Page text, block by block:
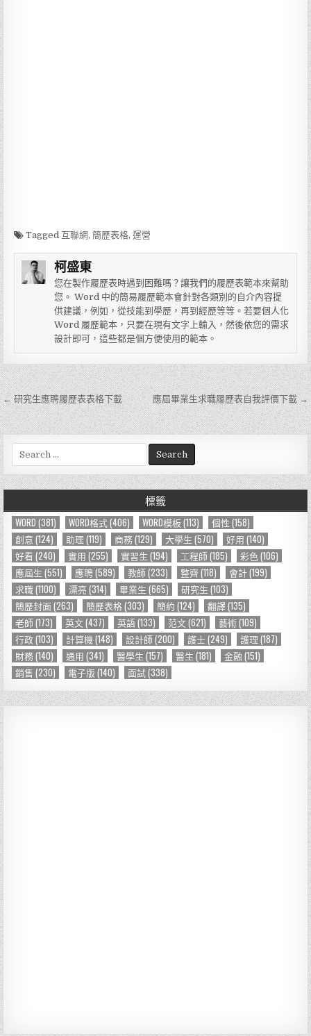
Tagged 互聯網,簡歷表格,運營
柯盛東
您在製作履歷表時遇到困難嗎？讓我們的履歷表範本來幫助
您。 Word 中的簡易履歷範本會針對各類別的自介內容提
供建議，例如，從技能到學歷，再到經歷等等。若要個人化
Word 履歷範本，只要在現有文字上輸入，然後依您的需求
設計即可，這些都是個方便使用的範本。
文
章
導
覽
← 研究生應聘履歷表表格下載 應屆畢業生求職履歷表自我評價下載 →
e
a
r
h
f
o
r
標籤
WORD (381) WORD格式(406) WORD模板(113) 個性 (158)
創意 (124) 助理 (119) 商務(129) 大學生 (570) 好用 (140)
好看 (240) 實用 (255) 實習生 (194) 工程師(185) 彩色 (106)
應屆生 (551) 應聘(589) 教師(233) 整齊(118) 會計(199)
求職(1100) 漂亮 (314) 畢業生 (665) 研究生 (103)
簡歷封面(263) 簡歷表格(303) 簡約 (124) 翻譯(135)
老師(173) 英文(437) 英語(133) 范文(621) 藝術(109)
行政(103) 計算機 (148) 設計師(200) 護士(249) 護理 (187)
財務(140) 通用 (341) 醫學生 (157) 醫生 (181) 金融 (151)
銷售 (230) 電子版 (140) 面試(338)